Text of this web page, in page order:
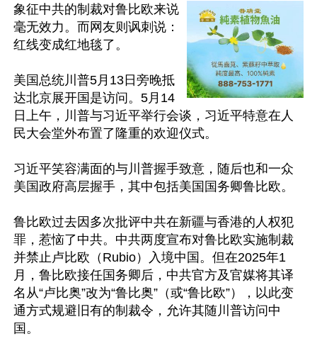
象征中共的制裁对鲁比欧来说
毫无效力。而网友则讽刺说：
红线变成红地毯了。
美国总统川普5月13日旁晚抵
达北京展开国是访问。5月14
日上午，川普与习近平举行会谈，习近平特意在人
民大会堂外布置了隆重的欢迎仪式。
习近平笑容满面的与川普握手致意，随后也和一众
美国政府高层握手，其中包括美国国务卿鲁比欧。
鲁比欧过去因多次批评中共在新疆与香港的人权犯
罪，惹恼了中共。中共两度宣布对鲁比欧实施制裁
并禁止卢比欧（Rubio）入境中国。但在2025年1
月，鲁比欧接任国务卿后，中共官方及官媒将其译
名从“卢比奥”改为“鲁比奥”（或“鲁比欧”），以此变
通方式规避旧有的制裁令，允许其随川普访问中
国。